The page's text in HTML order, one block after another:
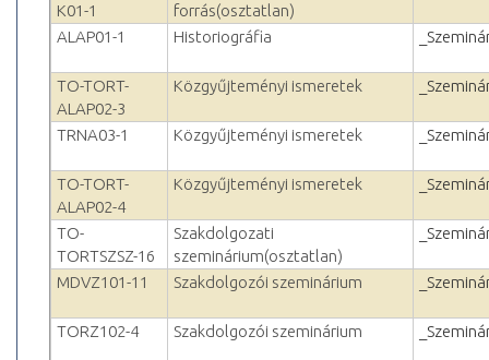
K01-1
forrás(osztatlan)
ALAP01-1 Historiográfia
TO-TORT-
ALAP02-3
Közgyűjteményi ismeretek
TRNA03-1 Közgyűjteményi ismeretek
TO-TORT-
ALAP02-4
Közgyűjteményi ismeretek
TO-
TORTSZSZ-16
Szakdolgozati
szeminárium(osztatlan)
MDVZ101-11 Szakdolgozói szeminárium
TORZ102-4 Szakdolgozói szeminárium